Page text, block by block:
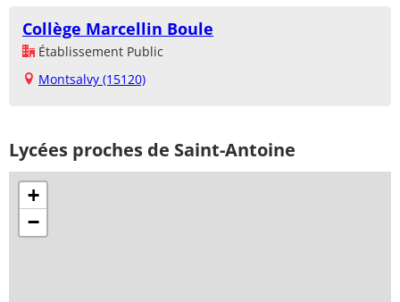
Collège Marcellin Boule
Établissement Public
Montsalvy (15120)
Lycées proches de Saint-Antoine
+
−